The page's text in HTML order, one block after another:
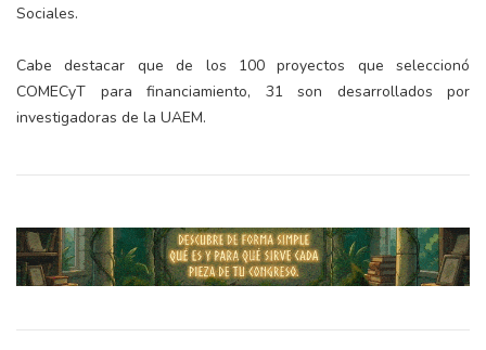
Sociales.
Cabe destacar que de los 100 proyectos que seleccionó
COMECyT para financiamiento, 31 son desarrollados por
investigadoras de la UAEM.